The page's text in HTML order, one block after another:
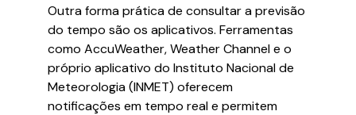
Outra forma prática de consultar a previsão
do tempo são os aplicativos. Ferramentas
como AccuWeather, Weather Channel e o
próprio aplicativo do Instituto Nacional de
Meteorologia (INMET) oferecem
notificações em tempo real e permitem